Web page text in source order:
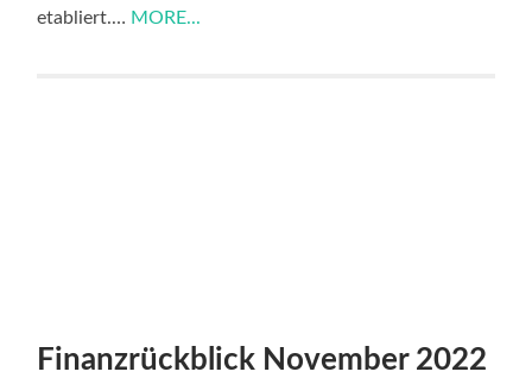
etabliert.… MORE...
Finanzrückblick November 2022